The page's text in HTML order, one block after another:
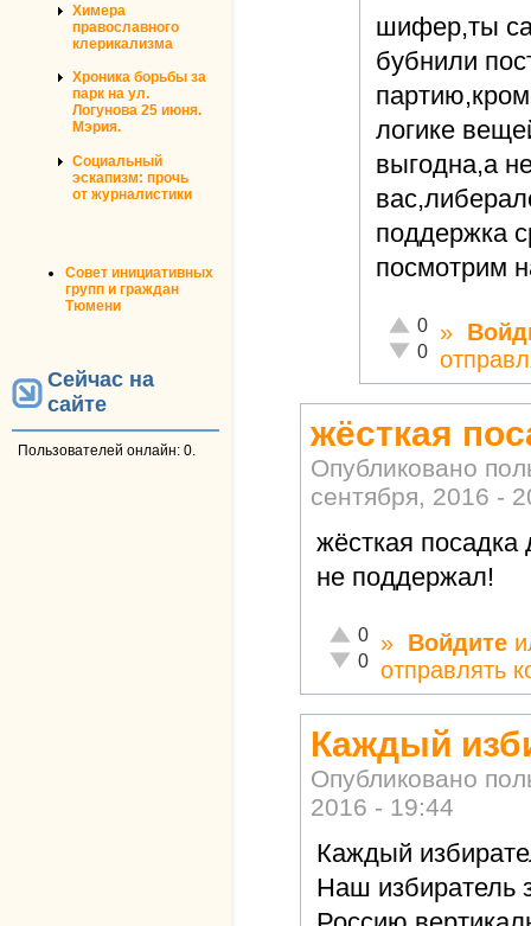
Химера
православного
клерикализма
Хроника борьбы за
парк на ул.
Логунова 25 июня.
Мэрия.
Социальный
эскапизм: прочь
от журналистики
Совет инициативных
групп и граждан
Тюмени
Сейчас на
сайте
Пользователей онлайн: 0.
шифер,ты
бубнили
логике
выгодна,а
поддержка
посмотрим
Отлично!
0
Неадекватно!
0
»
жёсткая
Опубликовано
сентября, 2016 -
жёсткая посадка
не поддержал!
Отлично!
0
Неадекватно!
0
» Войдите
отправлять
Каждый
Опубликовано
2016 - 19:44
Каждый
Наш избиратель